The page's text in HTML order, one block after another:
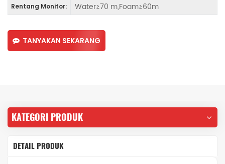
Rentang Monitor: Water≥70 m,Foam≥60m
TANYAKAN SEKARANG
KATEGORI PRODUK
DETAIL PRODUK